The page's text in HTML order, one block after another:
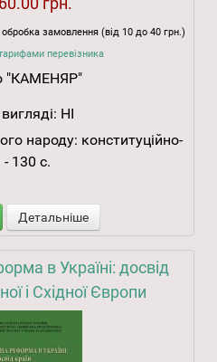
замовлення (від 10 до 40 грн.)
перевізника
"КАМЕНЯР"
НІ
народу: конституційно-
- 130 с.
Детальніше
в Україні: досвід
і Східної Європи